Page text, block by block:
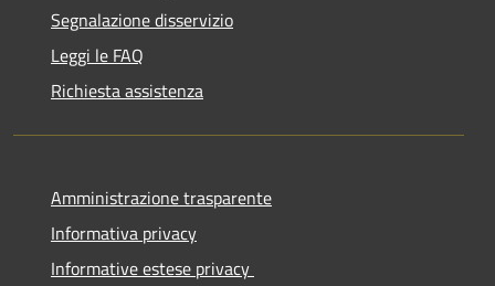
Segnalazione disservizio
Leggi le FAQ
Richiesta assistenza
Amministrazione trasparente
Informativa privacy
Informative estese privacy